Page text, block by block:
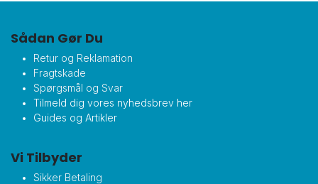
Sådan Gør Du
Retur og Reklamation
Fragtskade
Spørgsmål og Svar
Tilmeld dig vores nyhedsbrev her
Guides og Artikler
Vi Tilbyder
Sikker Betaling